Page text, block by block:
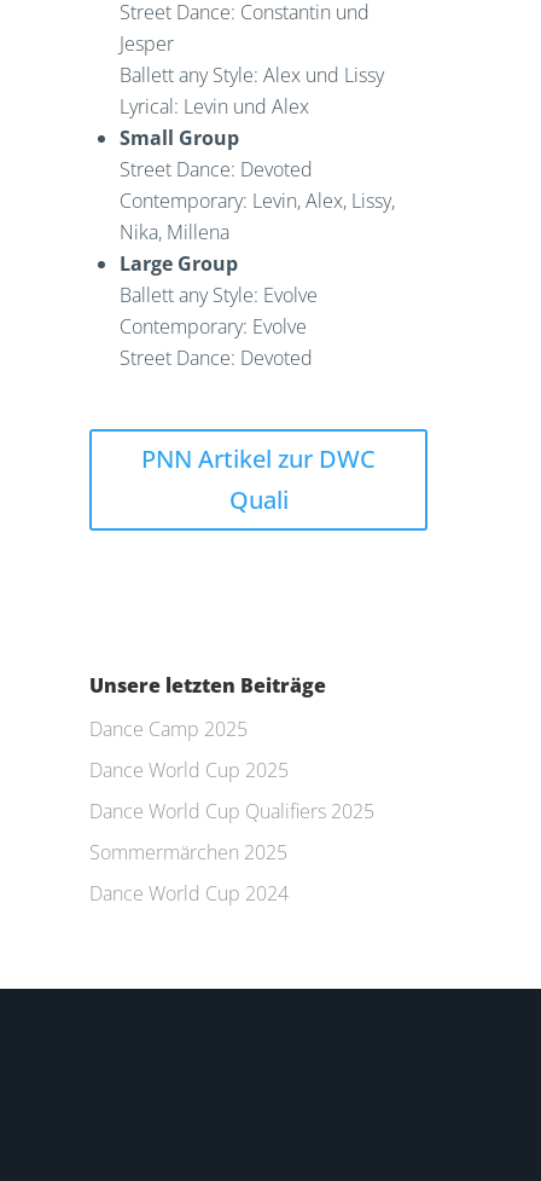
Street Dance: Constantin und
Jesper
Ballett any Style: Alex und Lissy
Lyrical: Levin und Alex
Small Group
Street Dance: Devoted
Contemporary: Levin, Alex, Lissy,
Nika, Millena
Large Group
Ballett any Style: Evolve
Contemporary: Evolve
Street Dance: Devoted
PNN Artikel zur DWC
Quali
Unsere letzten Beiträge
Dance Camp 2025
Dance World Cup 2025
Dance World Cup Qualifiers 2025
Sommermärchen 2025
Dance World Cup 2024